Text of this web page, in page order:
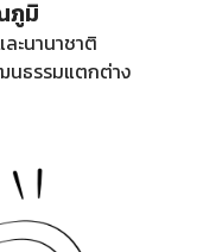
ภูมิ
ะนานาชาติ
นธรรมแตกต่าง